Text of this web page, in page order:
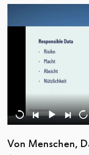
Von Menschen,